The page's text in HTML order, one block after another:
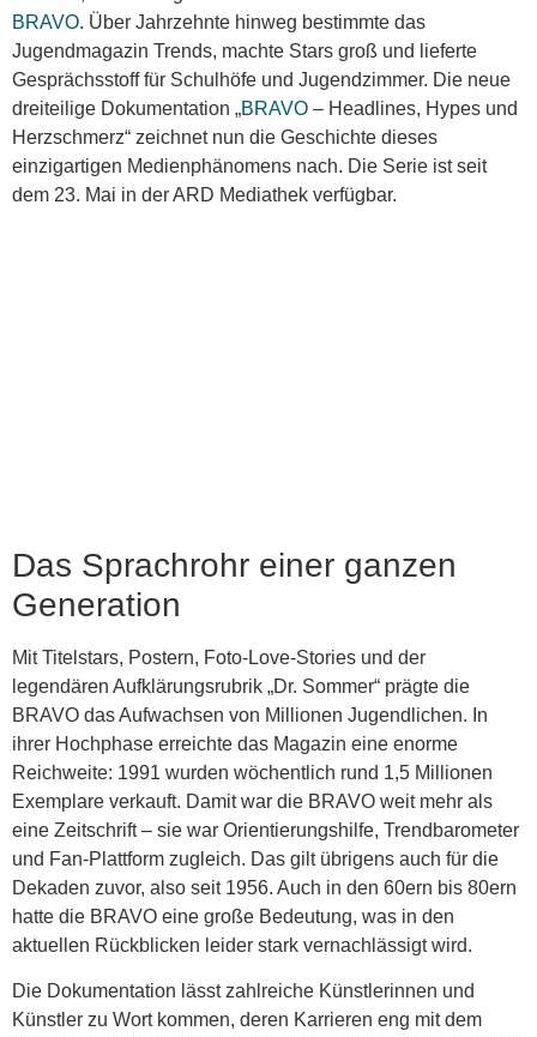
BRAVO. Über Jahrzehnte hinweg bestimmte das
Jugendmagazin Trends, machte Stars groß und lieferte
Gesprächsstoff für Schulhöfe und Jugendzimmer. Die neue
dreiteilige Dokumentation „BRAVO – Headlines, Hypes und
Herzschmerz“ zeichnet nun die Geschichte dieses
einzigartigen Medienphänomens nach. Die Serie ist seit
dem 23. Mai in der ARD Mediathek verfügbar.
Das Sprachrohr einer ganzen
Generation
Mit Titelstars, Postern, Foto-Love-Stories und der
legendären Aufklärungsrubrik „Dr. Sommer“ prägte die
BRAVO das Aufwachsen von Millionen Jugendlichen. In
ihrer Hochphase erreichte das Magazin eine enorme
Reichweite: 1991 wurden wöchentlich rund 1,5 Millionen
Exemplare verkauft. Damit war die BRAVO weit mehr als
eine Zeitschrift – sie war Orientierungshilfe, Trendbarometer
und Fan-Plattform zugleich. Das gilt übrigens auch für die
Dekaden zuvor, also seit 1956. Auch in den 60ern bis 80ern
hatte die BRAVO eine große Bedeutung, was in den
aktuellen Rückblicken leider stark vernachlässigt wird.
Die Dokumentation lässt zahlreiche Künstlerinnen und
Künstler zu Wort kommen, deren Karrieren eng mit dem